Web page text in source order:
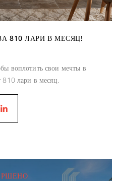
810 ЛАРИ В МЕСЯЦ!
воплотить свои мечты в
810 лари в месяц.